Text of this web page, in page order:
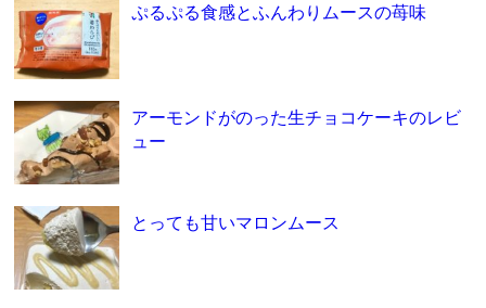
ぷるぷる食感とふんわりムースの苺味
アーモンドがのった生チョコケーキのレビ
ュー
とっても甘いマロンムース